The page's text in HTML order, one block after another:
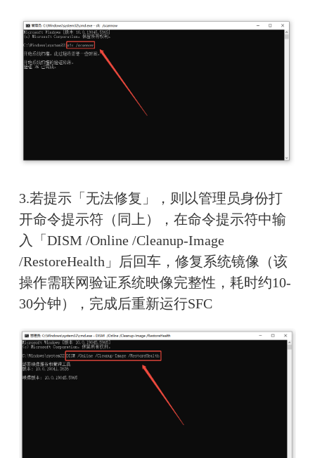
3.若提示「无法修复」，则以管理员身份打
开命令提示符（同上），在命令提示符中输
入「DISM /Online /Cleanup-Image
/RestoreHealth」后回车，修复系统镜像（该
操作需联网验证系统映像完整性，耗时约10-
30分钟），完成后重新运行SFC